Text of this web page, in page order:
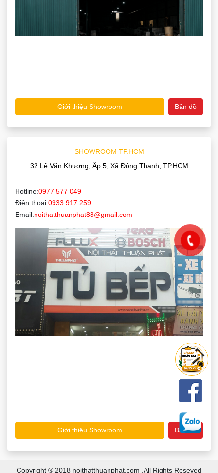
Giới thiệu Showroom Bản đồ
SHOWROOM TP.HCM
32 Lê Văn Khương, Ấp 5, Xã Đông Thạnh, TP.HCM
Hotline:0977 577 049
Điện thoại:0933 917 259
Email:noithatthuanphat88@gmail.com
Giới thiệu Showroom Bản đồ
Copyright ® 2018 noithatthuanphat.com .All Rights Reseved